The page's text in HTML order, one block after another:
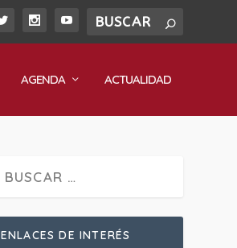
AGENDA ACTUALIDAD
ENLACES DE INTERÉS